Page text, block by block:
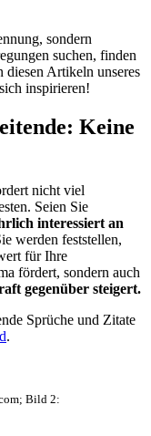
sondern
suchen, finden
Artikeln unseres
inspirieren!
Keine
nicht viel
Seien Sie
interessiert an
werden feststellen,
für Ihre
fördert, sondern auch
gegenüber steigert.
Sprüche und Zitate
.
Bild 2: